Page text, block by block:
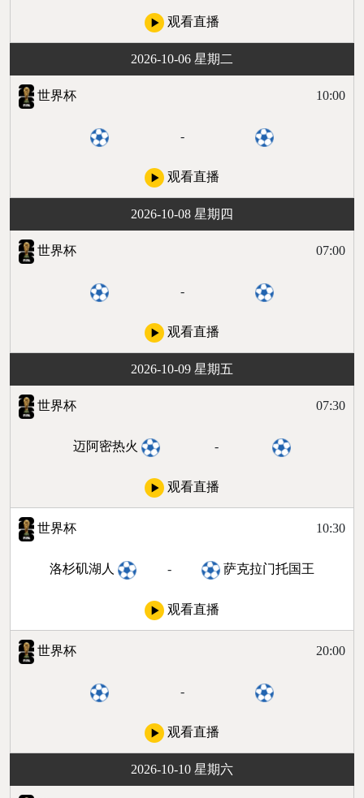
观看直播
2026-10-06 星期二
世界杯 10:00
-
观看直播
2026-10-08 星期四
世界杯 07:00
-
观看直播
2026-10-09 星期五
世界杯 07:30
迈阿密热火 -
观看直播
世界杯 10:30
洛杉矶湖人 - 萨克拉门托国王
观看直播
世界杯 20:00
-
观看直播
2026-10-10 星期六